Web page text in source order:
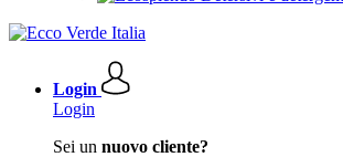
Login
Login
Sei un nuovo cliente?